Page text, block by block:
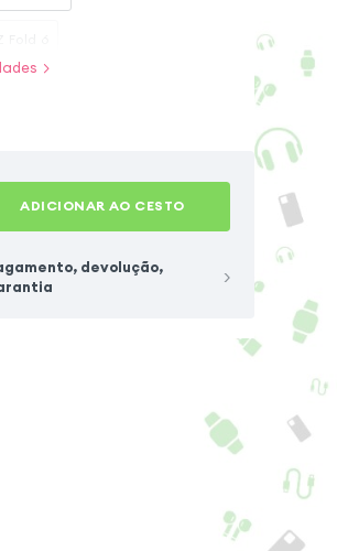
S8 Ultra
S8 Samsung Galaxy Z Fold 3
ADICIONAR AO CESTO
devolução,